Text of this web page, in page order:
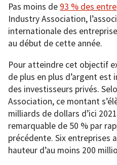
Pas moins de 93 % des
Industry Association,
internationale des
au début de cette année.
Pour atteindre cet objectif
de plus en plus d’argent
des investisseurs privés.
Association, ce montant
milliards de dollars d’ici
remarquable de 50 % par
précédente. Six entreprises
hauteur d’au moins 200